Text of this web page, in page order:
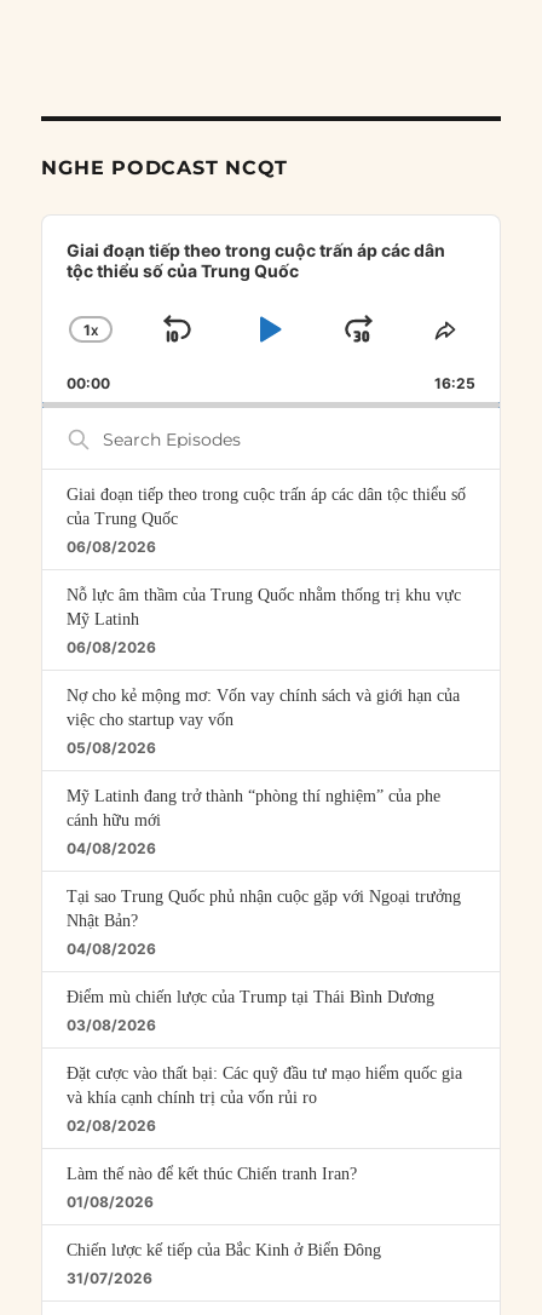
NGHE PODCAST NCQT
Audio
Player
Giai đoạn tiếp theo trong cuộc trấn áp các dân
tộc thiểu số của Trung Quốc
CHANGE
RATE
1X
SKIP
PLAYJUMP
FORWARD
SHARE
00:00 16:25
Search
Episodes
Giai đoạn tiếp theo trong cuộc trấn áp các dân tộc thiểu số
của Trung Quốc
06/08/2026
Nỗ lực âm thầm của Trung Quốc nhằm thống trị khu vực
Mỹ Latinh
06/08/2026
Nợ cho kẻ mộng mơ: Vốn vay chính sách và giới hạn của
việc cho startup vay vốn
05/08/2026
Mỹ Latinh đang trở thành “phòng thí nghiệm” của phe
cánh hữu mới
04/08/2026
Tại sao Trung Quốc phủ nhận cuộc gặp với Ngoại trưởng
Nhật Bản?
04/08/2026
Điểm mù chiến lược của Trump tại Thái Bình Dương
03/08/2026
Đặt cược vào thất bại: Các quỹ đầu tư mạo hiểm quốc gia
và khía cạnh chính trị của vốn rủi ro
02/08/2026
Làm thế nào để kết thúc Chiến tranh Iran?
01/08/2026
Chiến lược kế tiếp của Bắc Kinh ở Biển Đông
31/07/2026